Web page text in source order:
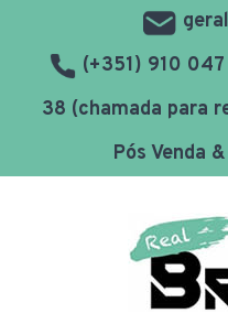
(+351) 910
38 (chamada para
Pós Venda